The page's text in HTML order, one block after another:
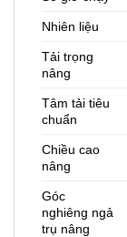
Nhiên liệu
Tải trọng
nâng
Tâm tải tiêu
chuẩn
Chiều cao
nâng
Góc
nghiêng ngả
trụ nâng